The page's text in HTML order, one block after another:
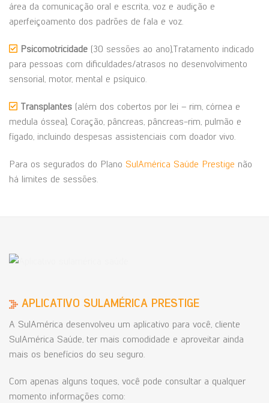
área da comunicação oral e escrita, voz e audição e
aperfeiçoamento dos padrões de fala e voz.
Psicomotricidade (30 sessões ao ano),Tratamento indicado
para pessoas com dificuldades/atrasos no desenvolvimento
sensorial, motor, mental e psíquico.
Transplantes (além dos cobertos por lei – rim, córnea e
medula óssea), Coração, pâncreas, pâncreas-rim, pulmão e
fígado, incluindo despesas assistenciais com doador vivo.
Para os segurados do Plano SulAmérica Saúde Prestige não
há limites de sessões.
APLICATIVO SULAMÉRICA PRESTIGE
A SulAmérica desenvolveu um aplicativo para você, cliente
SulAmérica Saúde, ter mais comodidade e aproveitar ainda
mais os benefícios do seu seguro.
Com apenas alguns toques, você pode consultar a qualquer
momento informações como: